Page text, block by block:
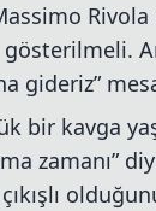
Rivola
gösterilmeli.
gideriz”
bir kavga
zamanı”